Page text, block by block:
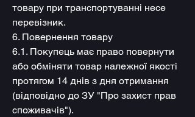
товару при транспортуванні несе
перевізник.
6. Повернення товару
6.1. Покупець має право повернути
або обміняти товар належної якості
протягом 14 днів з дня отримання
(відповідно до ЗУ "Про захист прав
споживачів").